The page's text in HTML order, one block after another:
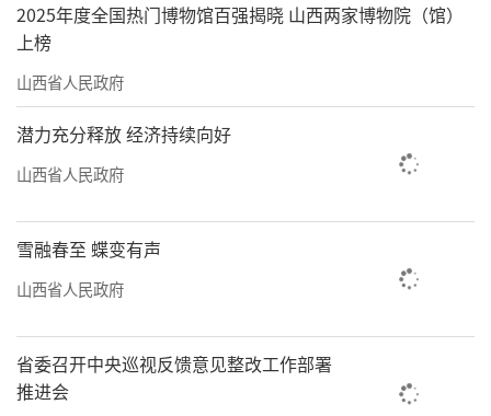
2025年度全国热门博物馆百强揭晓 山西两家博物院（馆）
上榜
山西省人民政府
潜力充分释放 经济持续向好
山西省人民政府
雪融春至 蝶变有声
山西省人民政府
省委召开中央巡视反馈意见整改工作部署
推进会